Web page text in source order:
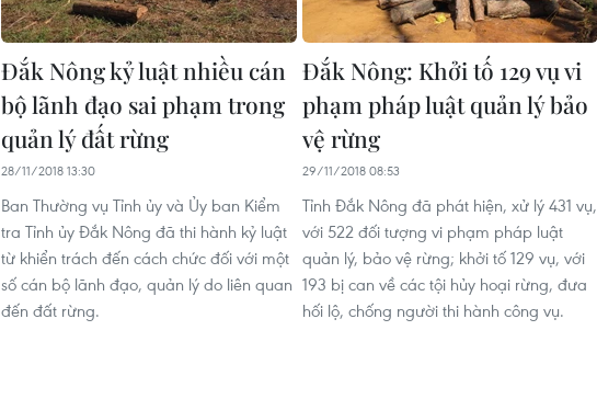
Đắk Nông kỷ luật nhiều cán
bộ lãnh đạo sai phạm trong
quản lý đất rừng
28/11/2018 13:30
Ban Thường vụ Tỉnh ủy và Ủy ban Kiểm
tra Tỉnh ủy Đắk Nông đã thi hành kỷ luật
từ khiển trách đến cách chức đối với một
số cán bộ lãnh đạo, quản lý do liên quan
đến đất rừng.
Đắk Nông: Khởi tố 129 vụ vi
phạm pháp luật quản lý bảo
vệ rừng
29/11/2018 08:53
Tỉnh Đắk Nông đã phát hiện, xử lý 431 vụ,
với 522 đối tượng vi phạm pháp luật
quản lý, bảo vệ rừng; khởi tố 129 vụ, với
193 bị can về các tội hủy hoại rừng, đưa
hối lộ, chống người thi hành công vụ.